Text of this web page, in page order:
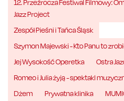
12. Przeźrocza Festiwal Filmowy:
Jazz Project
Zespół Pieśni i Tańca Śląsk
Szymon Majewski - Kto Panu to
Jej Wysokość Operetka
Ostra
Romeo i Julia żyją - spektakl
Dżem
Prywatna klinika